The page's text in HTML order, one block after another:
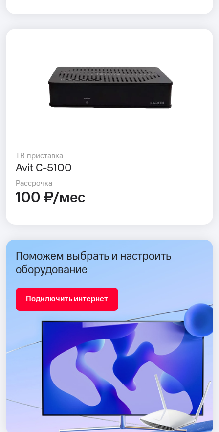
ТВ приставка
Avit C-5100
Рассрочка
100 ₽/мес
Поможем выбрать и настроить
оборудование
Подключить интернет